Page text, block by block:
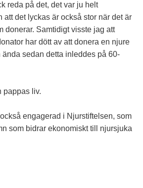
reda på det, det var ju helt
att det lyckas är också stor när det är
donerar. Samtidigt visste jag att
har dött av att donera en njure
sedan detta inleddes på 60-
pappas liv.
engagerad i Njurstiftelsen, som
som bidrar ekonomiskt till njursjuka